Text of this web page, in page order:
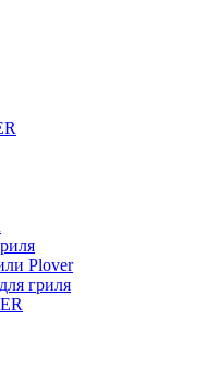
Plover
гриля